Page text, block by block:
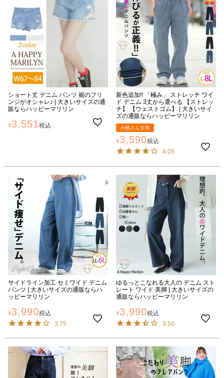
ショート丈 デニム パンツ 裾のフリ
ンジがオシャレ♪ | 大きいサイズの通
販ならハッピーマリリン
¥3,551税込
新色追加!! 「極み」 ストレッチ ワイ
ド デニム 3丈から選べる 【ストレッ
チ】 【ウェストゴム】 | 大きいサイ
ズの通販ならハッピーマリリン
小柄さん丈有
¥3,590税込
4.05
サイドライン加工 セミワイド デニム
パンツ | 大きいサイズの通販ならハ
ッピーマリリン
¥3,990税込
3.75
ゆるっとこなれる大人の デニム スト
レート ワイド 美脚 | 大きいサイズの
通販ならハッピーマリリン
¥3,990税込
3.50